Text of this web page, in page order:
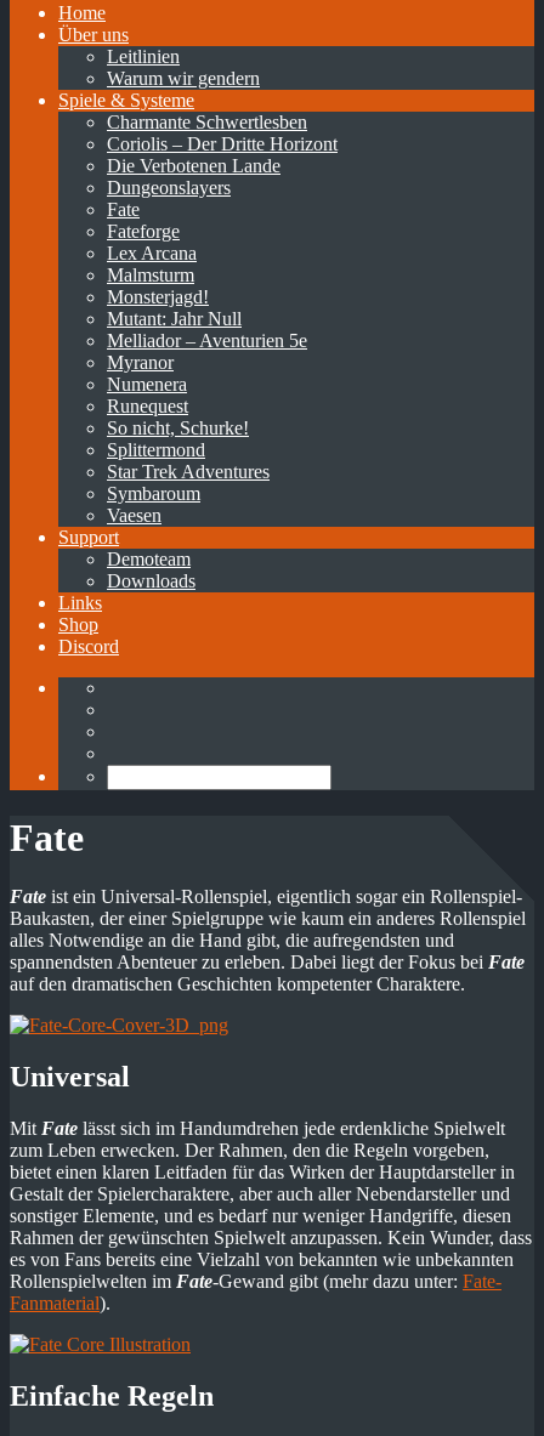
Home
Über uns
Leitlinien
Warum wir gendern
Spiele & Systeme
Charmante Schwertlesben
Coriolis – Der Dritte Horizont
Die Verbotenen Lande
Dungeonslayers
Fate
Fateforge
Lex Arcana
Malmsturm
Monsterjagd!
Mutant: Jahr Null
Melliador – Aventurien 5e
Myranor
Numenera
Runequest
So nicht, Schurke!
Splittermond
Star Trek Adventures
Symbaroum
Vaesen
Support
Demoteam
Downloads
Links
Shop
Discord
Fate
Fate ist ein Universal-Rollenspiel, eigentlich sogar ein Rollenspiel-
Baukasten, der einer Spielgruppe wie kaum ein anderes Rollenspiel
alles Notwendige an die Hand gibt, die aufregendsten und
spannendsten Abenteuer zu erleben. Dabei liegt der Fokus bei Fate
auf den dramatischen Geschichten kompetenter Charaktere.
Universal
Mit Fate lässt sich im Handumdrehen jede erdenkliche Spielwelt
zum Leben erwecken. Der Rahmen, den die Regeln vorgeben,
bietet einen klaren Leitfaden für das Wirken der Hauptdarsteller in
Gestalt der Spielercharaktere, aber auch aller Nebendarsteller und
sonstiger Elemente, und es bedarf nur weniger Handgriffe, diesen
Rahmen der gewünschten Spielwelt anzupassen. Kein Wunder, dass
es von Fans bereits eine Vielzahl von bekannten wie unbekannten
Rollenspielwelten im Fate-Gewand gibt (mehr dazu unter: Fate-
Fanmaterial).
Einfache Regeln